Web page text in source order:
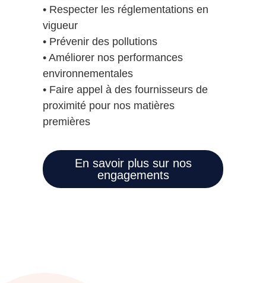
• Respecter les réglementations en
vigueur
• Prévenir des pollutions
• Améliorer nos performances
environnementales
• Faire appel à des fournisseurs de
proximité pour nos matières
premières
En savoir plus sur nos
engagements